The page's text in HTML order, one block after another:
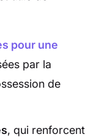
pour une
par la
de
, qui renforcent